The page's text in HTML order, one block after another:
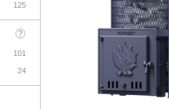
125
101
24